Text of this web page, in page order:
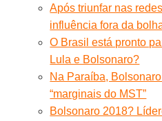
Após triunfar nas
influência fora da
O Brasil está pronto
Lula e Bolsonaro?
Na Paraíba,
“marginais do MST”
Bolsonaro 2018?